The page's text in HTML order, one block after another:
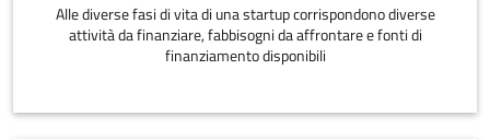
Alle diverse fasi di vita di una startup corrispondono diverse
attività da finanziare, fabbisogni da affrontare e fonti di
finanziamento disponibili